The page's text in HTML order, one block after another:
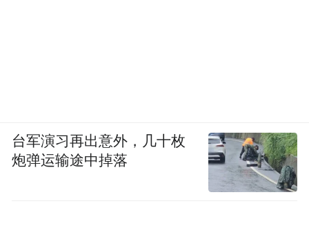
台军演习再出意外，几十枚
炮弹运输途中掉落